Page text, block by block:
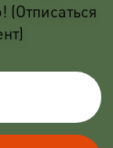
(Отписаться